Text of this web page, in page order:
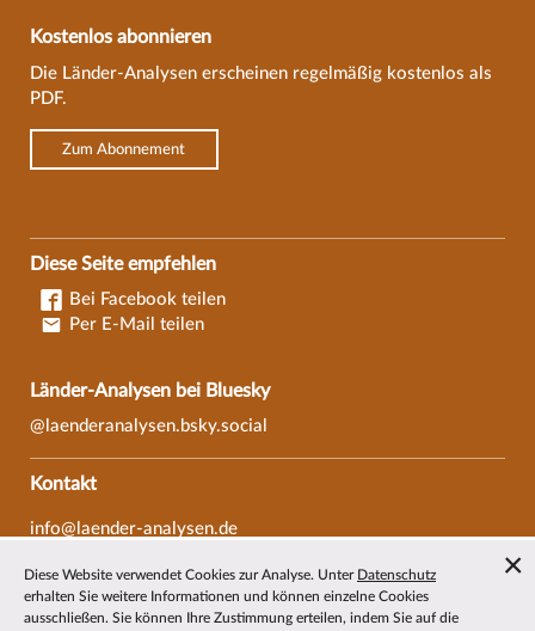
Kostenlos abonnieren
Die Länder-Analysen erscheinen regelmäßig kostenlos als
PDF.
Zum Abonnement
Diese Seite empfehlen
Bei Facebook teilen
Per E-Mail teilen
Länder-Analysen bei Bluesky
@laenderanalysen.bsky.social
Kontakt
info@laender-analysen.de
Fax: 0421/218-69607
Diese Website verwendet Cookies zur Analyse. Unter Datenschutz
erhalten Sie weitere Informationen und können einzelne Cookies
ausschließen. Sie können Ihre Zustimmung erteilen, indem Sie auf die